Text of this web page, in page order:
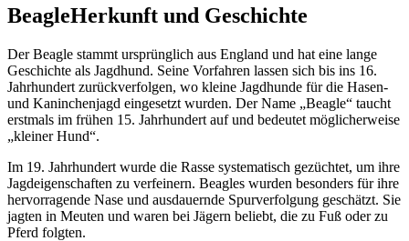
BeagleHerkunft und Geschichte
Der Beagle stammt ursprünglich aus England und hat eine lange
Geschichte als Jagdhund. Seine Vorfahren lassen sich bis ins 16.
Jahrhundert zurückverfolgen, wo kleine Jagdhunde für die Hasen-
und Kaninchenjagd eingesetzt wurden. Der Name „Beagle“ taucht
erstmals im frühen 15. Jahrhundert auf und bedeutet möglicherweise
„kleiner Hund“.
Im 19. Jahrhundert wurde die Rasse systematisch gezüchtet, um ihre
Jagdeigenschaften zu verfeinern. Beagles wurden besonders für ihre
hervorragende Nase und ausdauernde Spurverfolgung geschätzt. Sie
jagten in Meuten und waren bei Jägern beliebt, die zu Fuß oder zu
Pferd folgten.